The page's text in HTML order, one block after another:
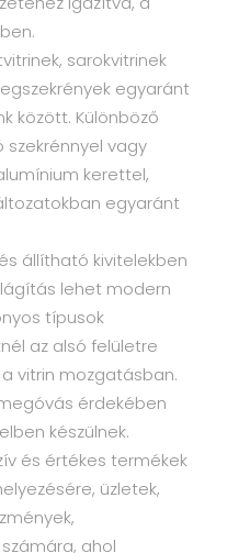
sarokvitrinek
egyaránt
között. Különböző
szekrénnyel vagy
kerettel,
egyaránt
állítható kivitelekben
lehet modern
típusok
az alsó felületre
vitrin mozgatásban.
érdekében
készülnek.
és értékes termékek
üzletek,
ahol